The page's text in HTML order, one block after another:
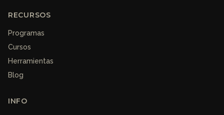
RECURSOS
Programas
Cursos
Herramientas
Blog
INFO